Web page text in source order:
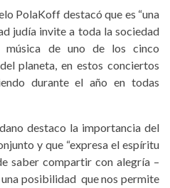
PolaKoff destacó que es “una
judía invite a toda la sociedad
de uno de los cinco
planeta, en estos conciertos
durante el año en todas
destaco la importancia del
y que “expresa el espíritu
saber compartir con alegría –
posibilidad que nos permite